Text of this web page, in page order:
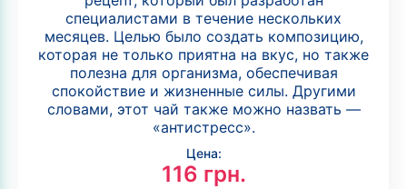
специалистами в течение нескольких
месяцев. Целью было создать композицию,
которая не только приятна на вкус, но также
полезна для организма, обеспечивая
спокойствие и жизненные силы. Другими
словами, этот чай также можно назвать —
«антистресс».
Цена:
116 грн.